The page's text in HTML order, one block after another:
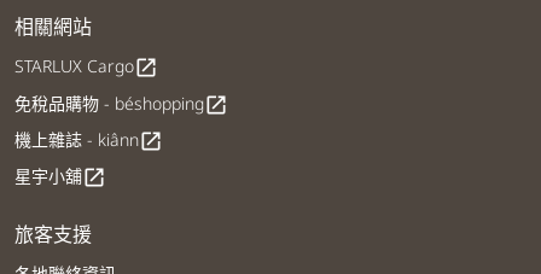
相關網站
STARLUX Cargoopen_in_new
免稅品購物 - béshoppingopen_in_new
機上雜誌 - kiânnopen_in_new
星宇小舖open_in_new
旅客支援